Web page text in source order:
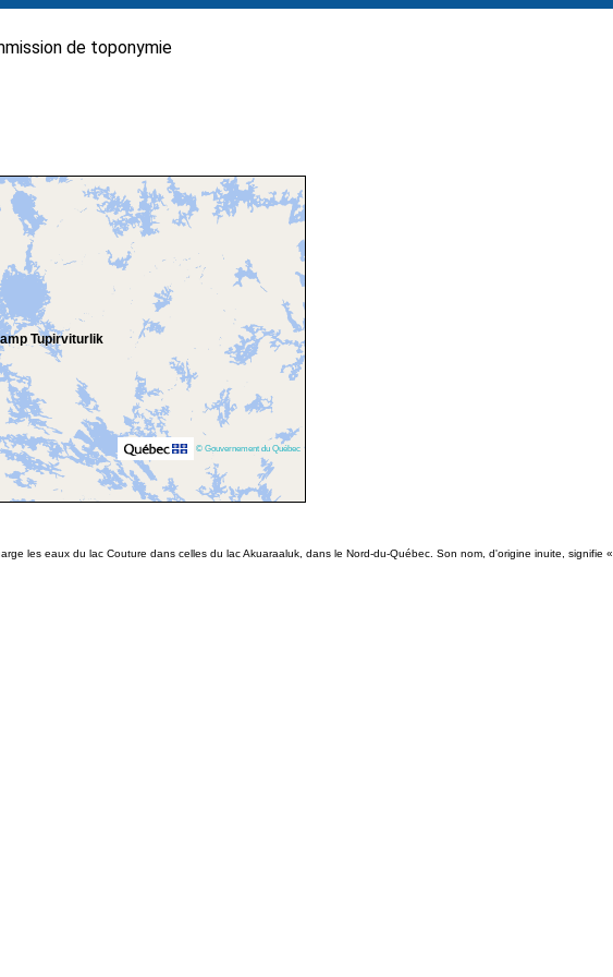
de toponymie
Tupirviturlik
© Gouvernement du Québec
les eaux du lac Couture dans celles du lac Akuaraaluk, dans le Nord-du-Québec. Son nom, d'origine inuite, signifie «